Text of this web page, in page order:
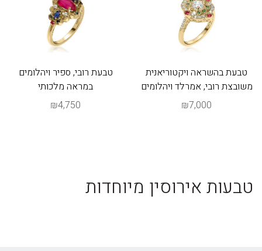
טבעת בהשראה ויקטוריאנית
משובצת רובי, אמרלד ויהלומים
₪7,000
טבעת רובי, ספיר ויהלומים
במראה מלכותי
₪4,750
טבעות אירוסין מיוחדות